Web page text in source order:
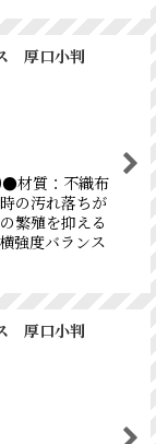
厚口小判
材質：不織布
の汚れ落ちが
繁殖を抑える
強度バランス
厚口小判